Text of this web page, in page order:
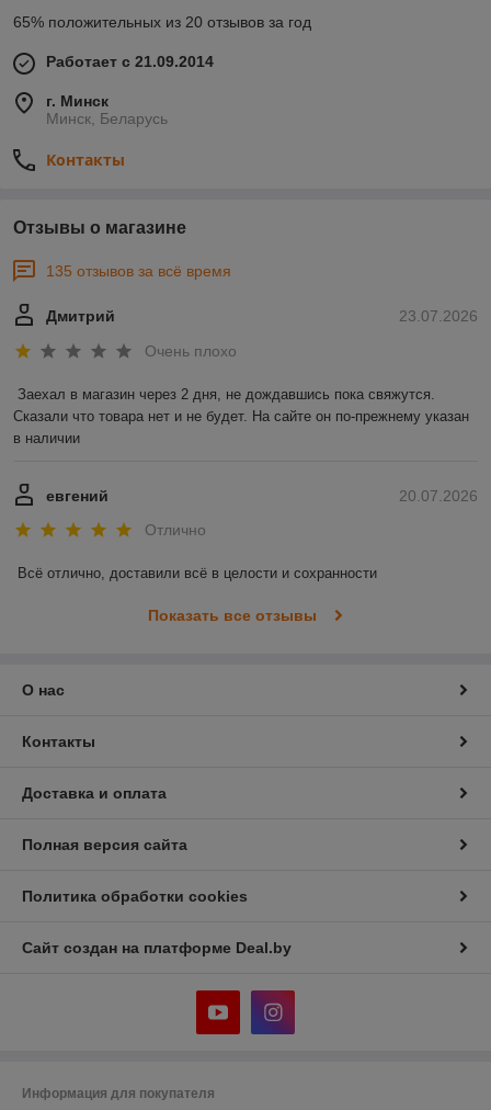
65% положительных из 20 отзывов за год
Работает с 21.09.2014
г. Минск
Минск, Беларусь
Контакты
Отзывы о магазине
135 отзывов за всё время
23.07.2026
Дмитрий
Очень плохо
Заехал в магазин через 2 дня, не дождавшись пока свяжутся.
Сказали что товара нет и не будет. На сайте он по-прежнему указан
в наличии
20.07.2026
евгений
Отлично
Всё отлично, доставили всё в целости и сохранности
Показать все отзывы
О нас
Контакты
Доставка и оплата
Полная версия сайта
Политика обработки cookies
Сайт создан на платформе Deal.by
Информация для покупателя